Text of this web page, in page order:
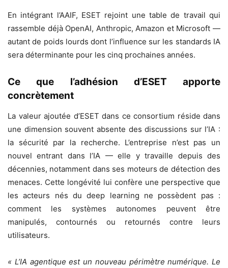
En intégrant l’AAIF, ESET rejoint une table de travail qui
rassemble déjà OpenAI, Anthropic, Amazon et Microsoft —
autant de poids lourds dont l’influence sur les standards IA
sera déterminante pour les cinq prochaines années.
Ce que l’adhésion d’ESET apporte
concrètement
La valeur ajoutée d’ESET dans ce consortium réside dans
une dimension souvent absente des discussions sur l’IA :
la sécurité par la recherche. L’entreprise n’est pas un
nouvel entrant dans l’IA — elle y travaille depuis des
décennies, notamment dans ses moteurs de détection des
menaces. Cette longévité lui confère une perspective que
les acteurs nés du deep learning ne possèdent pas :
comment les systèmes autonomes peuvent être
manipulés, contournés ou retournés contre leurs
utilisateurs.
« L’IA agentique est un nouveau périmètre numérique. Le